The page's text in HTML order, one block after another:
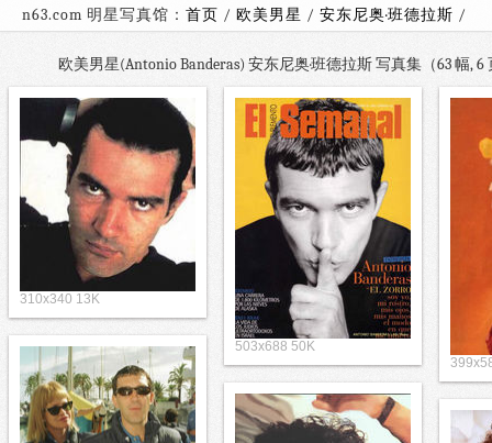
n63.com 明星写真馆： 首页 / 欧美男星 / 安东尼奥·班德拉斯
欧美男星(Antonio Banderas) 安东尼奥·班德拉斯 写真集（63 幅,
310x340 13K
503x688 50K